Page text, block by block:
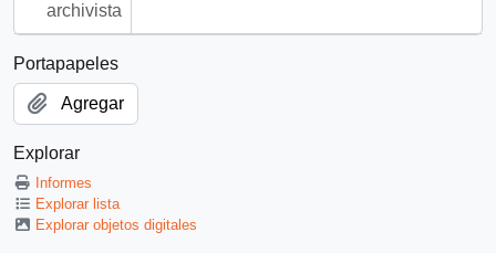
archivista
Portapapeles
Agregar
Explorar
Informes
Explorar lista
Explorar objetos digitales